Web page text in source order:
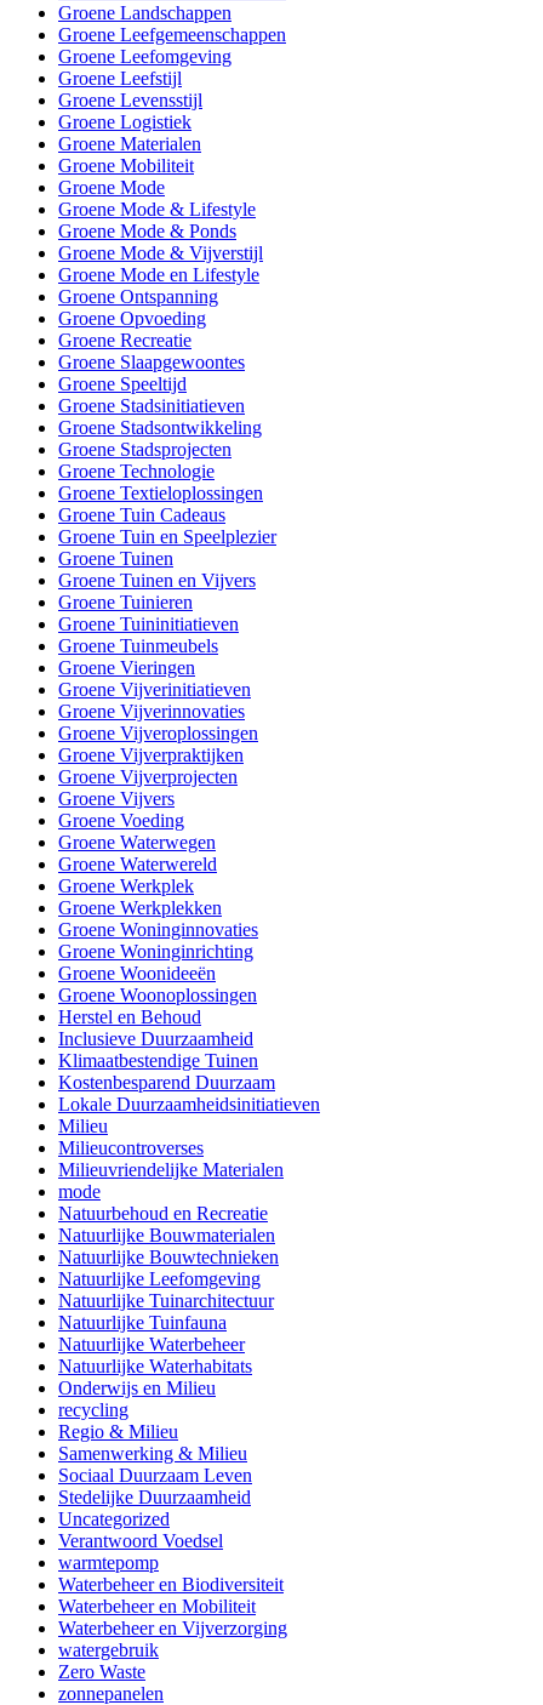
Groene Landschappen
Groene Leefgemeenschappen
Groene Leefomgeving
Groene Leefstijl
Groene Levensstijl
Groene Logistiek
Groene Materialen
Groene Mobiliteit
Groene Mode
Groene Mode & Lifestyle
Groene Mode & Ponds
Groene Mode & Vijverstijl
Groene Mode en Lifestyle
Groene Ontspanning
Groene Opvoeding
Groene Recreatie
Groene Slaapgewoontes
Groene Speeltijd
Groene Stadsinitiatieven
Groene Stadsontwikkeling
Groene Stadsprojecten
Groene Technologie
Groene Textieloplossingen
Groene Tuin Cadeaus
Groene Tuin en Speelplezier
Groene Tuinen
Groene Tuinen en Vijvers
Groene Tuinieren
Groene Tuininitiatieven
Groene Tuinmeubels
Groene Vieringen
Groene Vijverinitiatieven
Groene Vijverinnovaties
Groene Vijveroplossingen
Groene Vijverpraktijken
Groene Vijverprojecten
Groene Vijvers
Groene Voeding
Groene Waterwegen
Groene Waterwereld
Groene Werkplek
Groene Werkplekken
Groene Woninginnovaties
Groene Woninginrichting
Groene Woonideeën
Groene Woonoplossingen
Herstel en Behoud
Inclusieve Duurzaamheid
Klimaatbestendige Tuinen
Kostenbesparend Duurzaam
Lokale Duurzaamheidsinitiatieven
Milieu
Milieucontroverses
Milieuvriendelijke Materialen
mode
Natuurbehoud en Recreatie
Natuurlijke Bouwmaterialen
Natuurlijke Bouwtechnieken
Natuurlijke Leefomgeving
Natuurlijke Tuinarchitectuur
Natuurlijke Tuinfauna
Natuurlijke Waterbeheer
Natuurlijke Waterhabitats
Onderwijs en Milieu
recycling
Regio & Milieu
Samenwerking & Milieu
Sociaal Duurzaam Leven
Stedelijke Duurzaamheid
Uncategorized
Verantwoord Voedsel
warmtepomp
Waterbeheer en Biodiversiteit
Waterbeheer en Mobiliteit
Waterbeheer en Vijverzorging
watergebruik
Zero Waste
zonnepanelen